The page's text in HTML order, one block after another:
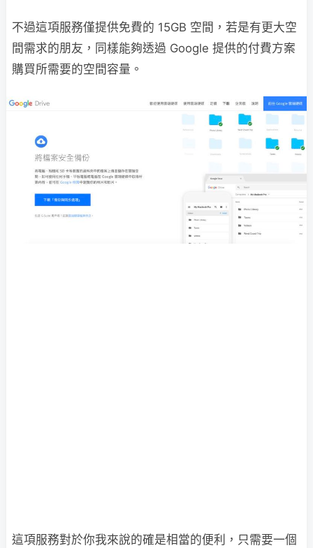
不過這項服務僅提供免費的 15GB 空間，若是有更大空
間需求的朋友，同樣能夠透過 Google 提供的付費方案
購買所需要的空間容量。
這項服務對於你我來說的確是相當的便利，只需要一個